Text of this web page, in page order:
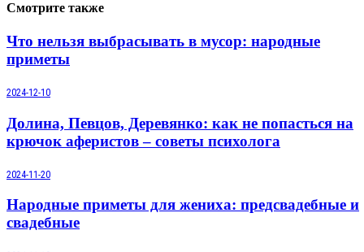
Смотрите также
Что нельзя выбрасывать в мусор: народные
приметы
2024-12-10
Долина, Певцов, Деревянко: как не попасться на
крючок аферистов – советы психолога
2024-11-20
Народные приметы для жениха: предсвадебные и
свадебные